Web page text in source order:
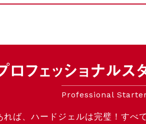
ロフェッショナルス
Professional
れば、ハードジェルは完璧！ すべ